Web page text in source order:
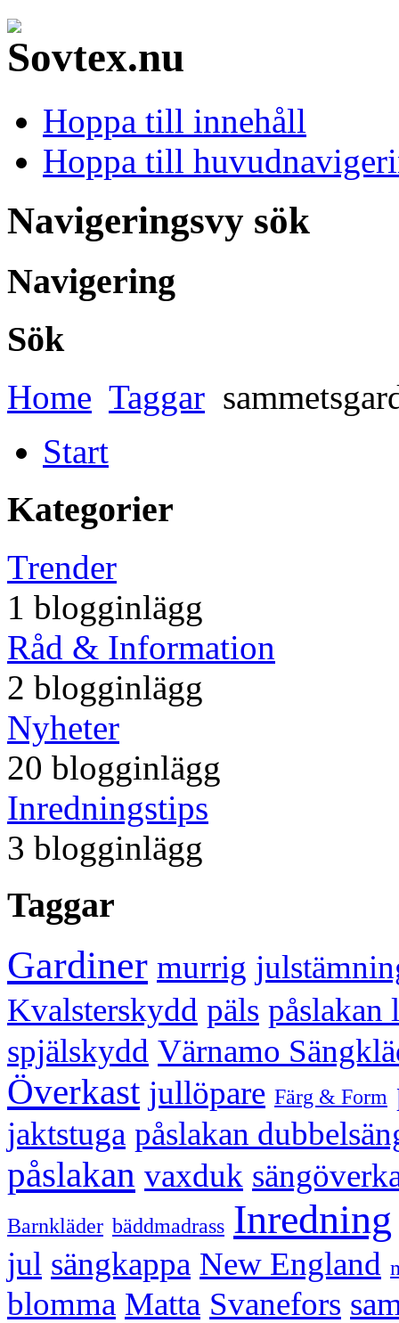
Hoppa till innehåll
Hoppa till
Navigeringsvy sök
Navigering
Sök
Home Taggar
Start
Kategorier
Trender
1 blogginlägg
Råd & Information
2 blogginlägg
Nyheter
20 blogginlägg
Inredningstips
3 blogginlägg
Taggar
Gardiner murrig
Kvalsterskydd päls påslakan
spjälskydd Värnamo
Överkast jullöpare Färg & Form
jaktstuga påslakan
påslakan vaxduk
Barnkläder bäddmadrass Inredning
jul sängkappa New England
blomma Matta Svanefors